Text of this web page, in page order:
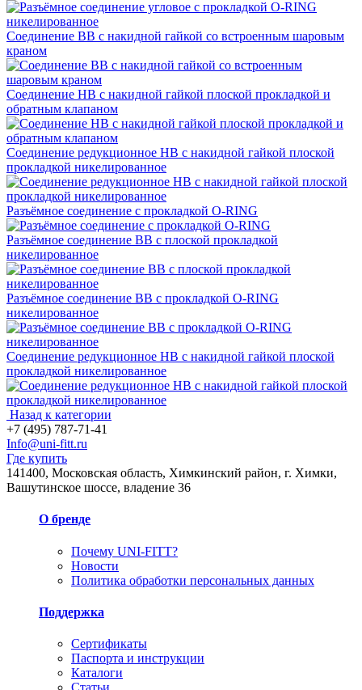
Соединение ВВ с накидной гайкой со встроенным шаровым
краном
Соединение НВ с накидной гайкой плоской прокладкой и
обратным клапаном
Соединение редукционное НВ с накидной гайкой плоской
прокладкой никелированное
Разъёмное соединение с прокладкой O-RING
Разъёмное соединение ВВ с плоской прокладкой
никелированное
Разъёмное соединение ВВ с прокладкой O-RING
никелированное
Соединение редукционное НВ с накидной гайкой плоской
прокладкой никелированное
Назад к категории
+7 (495) 787-71-41
Info@uni-fitt.ru
Где купить
141400, Московская область, Химкинский район, г. Химки,
Вашутинское шоссе, владение 36
О бренде
Почему UNI-FITT?
Новости
Политика обработки персональных данных
Поддержка
Сертификаты
Паспорта и инструкции
Каталоги
Статьи